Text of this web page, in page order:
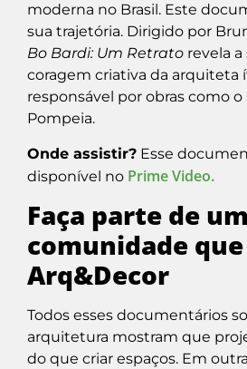
moderna no Brasil. Este
sua trajetória. Dirigido por
Bo Bardi: Um Retrato revela
coragem criativa da arquiteta
responsável por obras como o
Pompeia.
Onde assistir? Esse
disponível no Prime Video.
Faça parte de
comunidade
Arq&Decor
Todos esses documentários
arquitetura mostram que
do que criar espaços. Em